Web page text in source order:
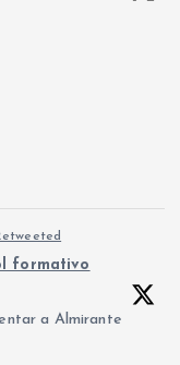
formativo
a Almirante